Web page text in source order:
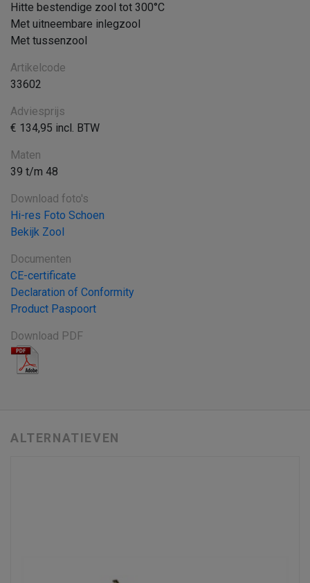
Hitte bestendige zool tot 300°C
Met uitneembare inlegzool
Met tussenzool
Artikelcode
33602
Adviesprijs
€ 134,95 incl. BTW
Maten
39 t/m 48
Download foto's
Hi-res Foto Schoen
Bekijk Zool
Documenten
CE-certificate
Declaration of Conformity
Product Paspoort
Download PDF
ALTERNATIEVEN